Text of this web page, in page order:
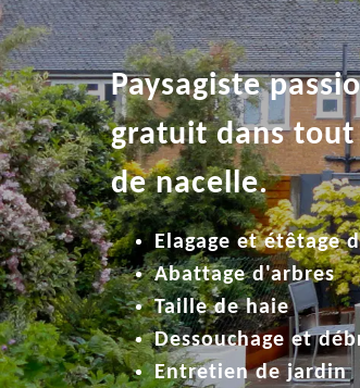
Paysagiste
gratuit dans tout
de nacelle.
Elagage et étêtage
Abattage d'arbres
Taille de haie
Dessouchage et
Entretien de jardin